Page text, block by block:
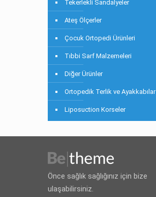
Tekerlekli Sandalyeler
Ateş Ölçerler
Çocuk Ortopedi Ürünleri
Tıbbi Sarf Malzemeleri
Diğer Ürünler
Ortopedik Terlik ve Ayakkabılar
Liposuction Korseler
Önce sağlık sağlığınız için bize
ulaşabilirsiniz.